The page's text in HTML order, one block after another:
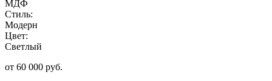
МДФ
Стиль:
Модерн
Цвет:
Светлый
от 60 000 руб.